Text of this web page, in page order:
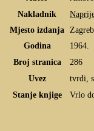
Nakladnik
Mjesto izdanja Zagreb
Godina
1964.
Broj stranica
286
Uvez
tvrdi,
Stanje knjige
Vrlo